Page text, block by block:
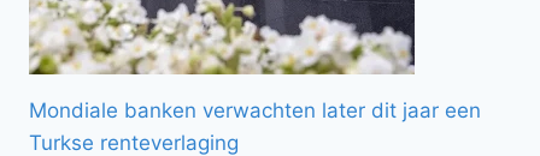
Mondiale banken verwachten later dit jaar een
Turkse renteverlaging